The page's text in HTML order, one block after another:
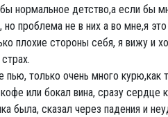
нормальное детство,а если бы
но проблема не в них а во мне,я
плохие стороны себя, я вижу и
пью, только очень много курю,как
или бокал вина, сразу сердце
была, сказал через падения и